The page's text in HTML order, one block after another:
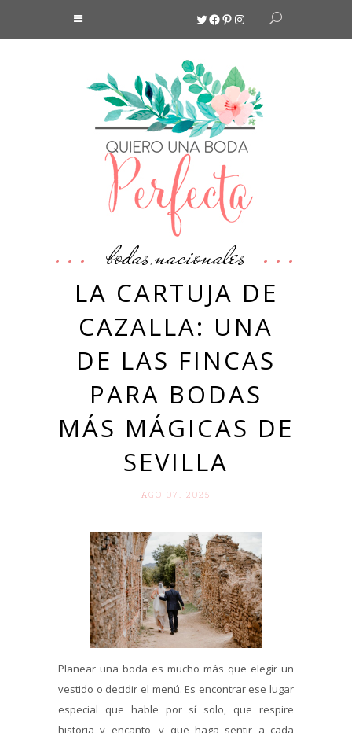
Twitter
Facebook
Pinterest
Instagram
bodas,nacionales
LA CARTUJA DE
CAZALLA: UNA
DE LAS FINCAS
PARA BODAS
MÁS MÁGICAS DE
SEVILLA
AGO 07. 2025
Planear una boda es mucho más que elegir un
vestido o decidir el menú. Es encontrar ese lugar
especial que hable por sí solo, que respire
historia y encanto, y que haga sentir a cada